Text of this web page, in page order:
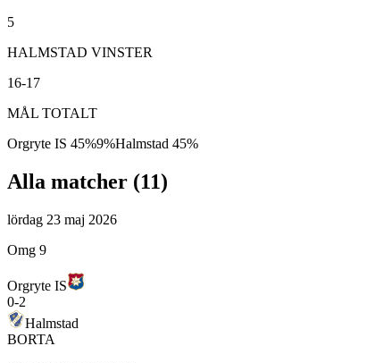
5
HALMSTAD VINSTER
16-17
MÅL TOTALT
Orgryte IS 45%9%Halmstad 45%
Alla matcher (11)
lördag 23 maj 2026
Omg 9
Orgryte IS
0-2
Halmstad
BORTA